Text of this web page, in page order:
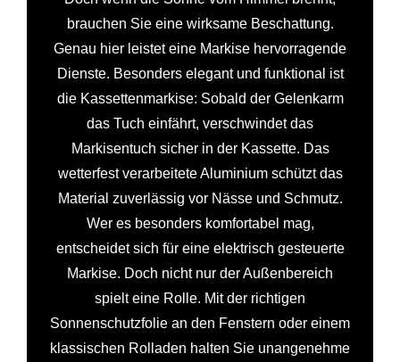
brauchen Sie eine wirksame Beschattung.
Genau hier leistet eine Markise hervorragende
Dienste. Besonders elegant und funktional ist
die Kassettenmarkise: Sobald der Gelenkarm
das Tuch einfährt, verschwindet das
Markisentuch sicher in der Kassette. Das
wetterfest verarbeitete Aluminium schützt das
Material zuverlässig vor Nässe und Schmutz.
Wer es besonders komfortabel mag,
entscheidet sich für eine elektrisch gesteuerte
Markise. Doch nicht nur der Außenbereich
spielt eine Rolle. Mit der richtigen
Sonnenschutzfolie an den Fenstern oder einem
klassischen Rolladen halten Sie unangenehme